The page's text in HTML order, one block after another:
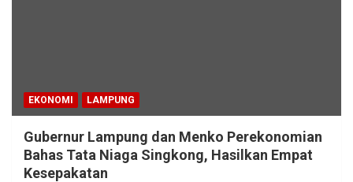
EKONOMI LAMPUNG
Gubernur Lampung dan Menko Perekonomian
Bahas Tata Niaga Singkong, Hasilkan Empat
Kesepakatan